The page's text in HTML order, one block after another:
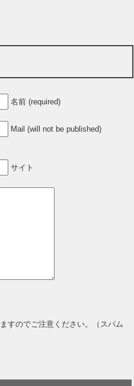
名前 (required)
Mail (will not be published)
サイト
すのでご注意ください。（スパム